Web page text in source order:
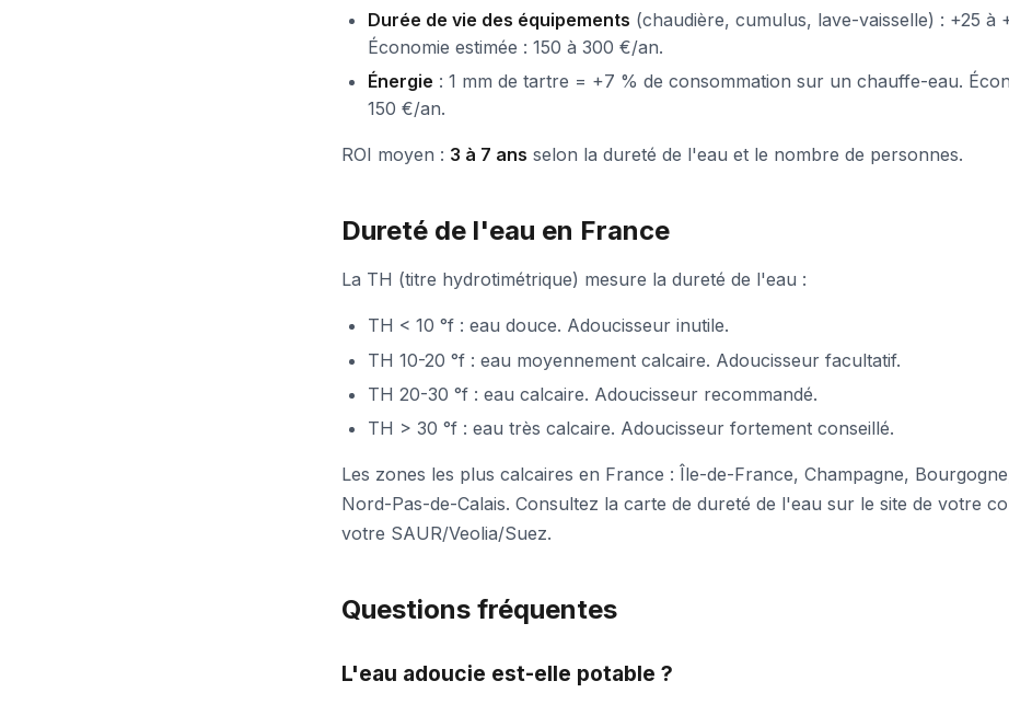
Durée de vie des équipements (chaudière, cumulus, lave-vaisselle) : +25 à
Économie estimée : 150 à 300 €/an.
Énergie : 1 mm de tartre = +7 % de consommation sur un chauffe-eau.
150 €/an.
ROI moyen : 3 à 7 ans selon la dureté de l'eau et le nombre de personnes.
Dureté de l'eau en France
La TH (titre hydrotimétrique) mesure la dureté de l'eau :
TH < 10 °f : eau douce. Adoucisseur inutile.
TH 10-20 °f : eau moyennement calcaire. Adoucisseur facultatif.
TH 20-30 °f : eau calcaire. Adoucisseur recommandé.
TH > 30 °f : eau très calcaire. Adoucisseur fortement conseillé.
Les zones les plus calcaires en France : Île-de-France, Champagne,
Nord-Pas-de-Calais. Consultez la carte de dureté de l'eau sur le site de votre
votre SAUR/Veolia/Suez.
Questions fréquentes
L'eau adoucie est-elle potable ?